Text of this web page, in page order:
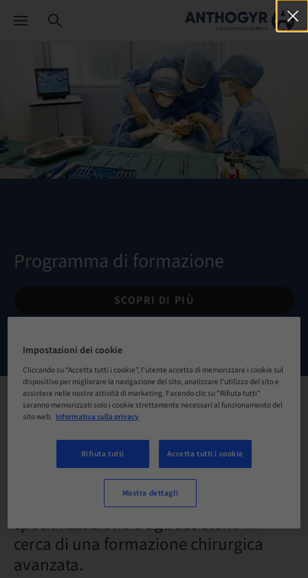
Programma di formazione
SCOPRI DI PIÙ
Scopri i corsi di formazione in
implantologia dedicati ai chirurghi
dentali
che desiderano vedere evolvere il loro
studio verso una maggiore
specializzazione e agli assistenti in
cerca di una formazione chirurgica
avanzata.
Impostazioni dei cookie
Cliccando su “Accetta tutti i cookie”, l'utente accetta di memorizzare i cookie sul
dispositivo per migliorare la navigazione del sito, analizzare l'utilizzo del sito e
assistere nelle nostre attività di marketing. Facendo clic su "Rifiuta tutti"
saranno memorizzati solo i cookie strettamente necessari al funzionamento del
sito web. Informativa sulla privacy
Rifiuta tutti Accetta tutti i cookie
Mostra dettagli